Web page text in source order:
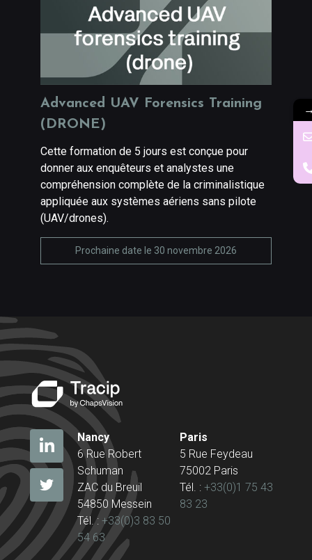
Advanced UAV Forensics Training
(DRONE)
Cette formation de 5 jours est conçue pour
donner aux enquêteurs et analystes une
compréhension complète de la criminalistique
appliquée aux systèmes aériens sans pilote
(UAV/drones).
Prochaine date le 30 novembre 2026
Nancy
6 Rue Robert
Schuman
ZAC du Breuil
54850 Messein
Tél. : +33(0)3 83 50
54 63
Paris
5 Rue Feydeau
75002 Paris
Tél. : +33(0)1 75 43
83 23